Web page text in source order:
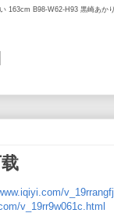
163cm B98-W62-H93 黒崎あかり
v_19rr9w061c.html